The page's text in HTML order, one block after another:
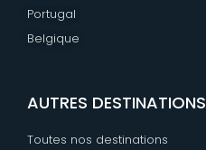
Portugal
Belgique
AUTRES DESTINATIONS
Toutes nos destinations